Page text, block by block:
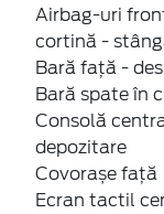
Airbag-uri
cortină -
Bară față -
Bară spate în
Consolă
depozitare
Covorașe față
Ecran tactil